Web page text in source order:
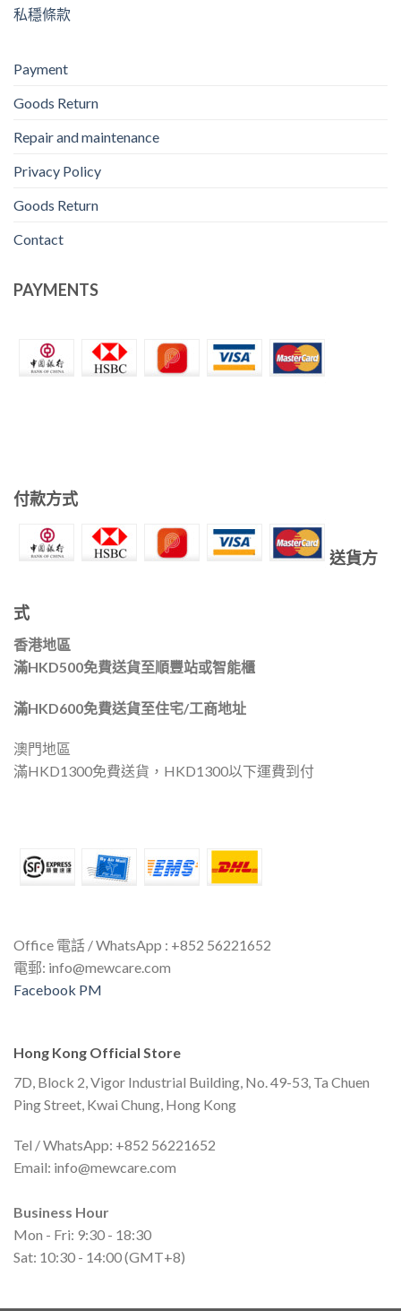
私穩條款
Payment
Goods Return
Repair and maintenance
Privacy Policy
Goods Return
Contact
PAYMENTS
付款方式
送貨方
式
香港地區
滿HKD500免費送貨至順豐站或智能櫃
滿HKD600免費送貨至住宅/工商地址
澳門地區
滿HKD1300免費送貨，HKD1300以下運費到付
Office 電話 / WhatsApp : +852 56221652
電郵: info@mewcare.com
Facebook PM
Hong Kong Official Store
7D, Block 2, Vigor Industrial Building, No. 49-53, Ta Chuen
Ping Street, Kwai Chung, Hong Kong
Tel / WhatsApp: +852 56221652
Email: info@mewcare.com
Business Hour
Mon - Fri: 9:30 - 18:30
Sat: 10:30 - 14:00 (GMT+8)